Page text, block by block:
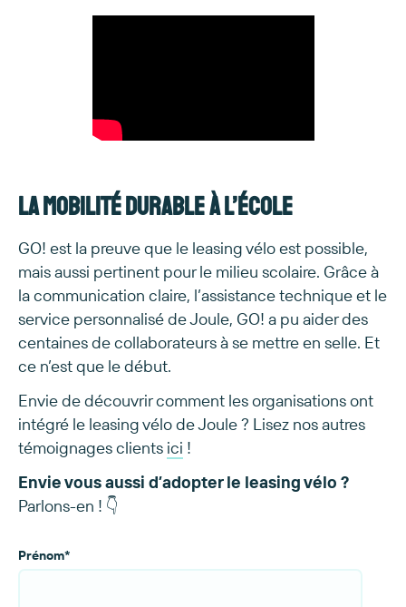
La mobilité durable à l’école
GO! est la preuve que le leasing vélo est possible,
mais aussi pertinent pour le milieu scolaire. Grâce à
la communication claire, l’assistance technique et le
service personnalisé de Joule, GO! a pu aider des
centaines de collaborateurs à se mettre en selle. Et
ce n’est que le début.
Envie de découvrir comment les organisations ont
intégré le leasing vélo de Joule ? Lisez nos autres
témoignages clients ici !
Envie vous aussi d’adopter le leasing vélo ?
Parlons-en ! 👇
Prénom*